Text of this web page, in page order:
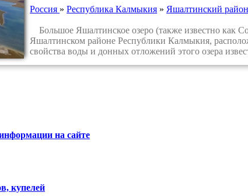
Россия »Республика Калмыкия » Яшалтинский район
Большое Яшалтинское озеро (также известно как
Яшалтинском районе Республики Калмыкия,
свойства воды и донных отложений этого озера
на сайте
купелей